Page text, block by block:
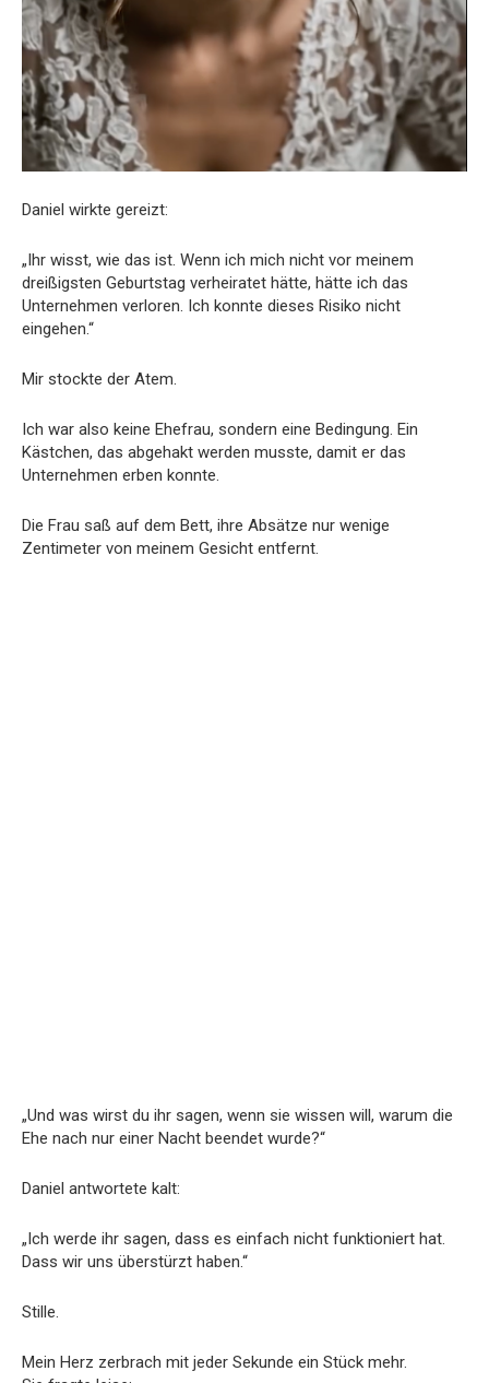
Daniel wirkte gereizt:
„Ihr wisst, wie das ist. Wenn ich mich nicht vor meinem
dreißigsten Geburtstag verheiratet hätte, hätte ich das
Unternehmen verloren. Ich konnte dieses Risiko nicht
eingehen.“
Mir stockte der Atem.
Ich war also keine Ehefrau, sondern eine Bedingung. Ein
Kästchen, das abgehakt werden musste, damit er das
Unternehmen erben konnte.
Die Frau saß auf dem Bett, ihre Absätze nur wenige
Zentimeter von meinem Gesicht entfernt.
„Und was wirst du ihr sagen, wenn sie wissen will, warum die
Ehe nach nur einer Nacht beendet wurde?“
Daniel antwortete kalt:
„Ich werde ihr sagen, dass es einfach nicht funktioniert hat.
Dass wir uns überstürzt haben.“
Stille.
Mein Herz zerbrach mit jeder Sekunde ein Stück mehr.